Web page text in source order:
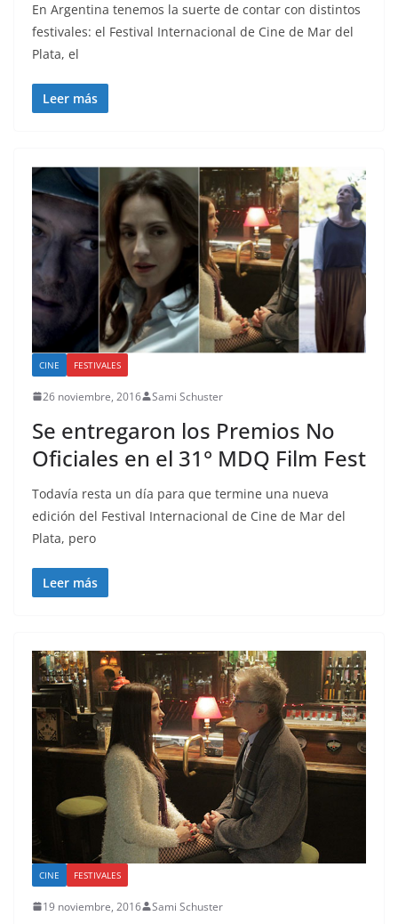
En Argentina tenemos la suerte de contar con distintos
festivales: el Festival Internacional de Cine de Mar del
Plata, el
Leer más
CINE FESTIVALES
26 noviembre, 2016 Sami Schuster
Se entregaron los Premios No
Oficiales en el 31° MDQ Film Fest
Todavía resta un día para que termine una nueva
edición del Festival Internacional de Cine de Mar del
Plata, pero
Leer más
CINE FESTIVALES
19 noviembre, 2016 Sami Schuster